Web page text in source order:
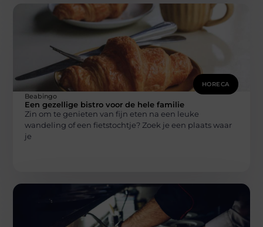
HORECA
Beabingo
Een gezellige bistro voor de hele familie
Zin om te genieten van fijn eten na een leuke
wandeling of een fietstochtje? Zoek je een plaats waar
je